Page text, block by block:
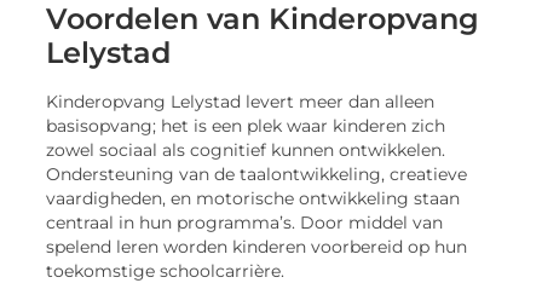
Voordelen van Kinderopvang
Lelystad
Kinderopvang Lelystad levert meer dan alleen
basisopvang; het is een plek waar kinderen zich
zowel sociaal als cognitief kunnen ontwikkelen.
Ondersteuning van de taalontwikkeling, creatieve
vaardigheden, en motorische ontwikkeling staan
centraal in hun programma’s. Door middel van
spelend leren worden kinderen voorbereid op hun
toekomstige schoolcarrière.